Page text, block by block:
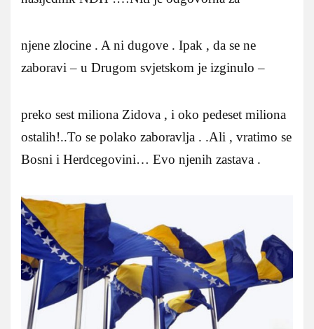
njene zlocine . A ni dugove . Ipak , da se ne
zaboravi – u Drugom svjetskom je izginulo –
preko sest miliona Zidova , i oko pedeset miliona
ostalih!..To se polako zaboravlja . .Ali , vratimo se
Bosni i Herdcegovini… Evo njenih zastava .